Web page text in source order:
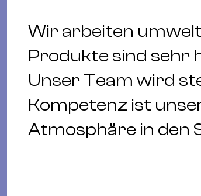
Wir arbeiten
Produkte sind sehr
Unser Team wird
Kompetenz ist
Atmosphäre in den